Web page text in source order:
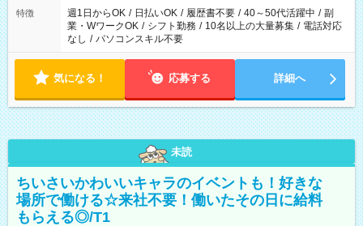
特徴 週1日からOK / 日払いOK / 履歴書不要 / 40～50代活躍中 / 副
業・WワークOK / シフト勤務 / 10名以上の大量募集 / 電話対応
なし / パソコンスキル不要
気になる！ 応募する 詳細へ
未読
ちいさいかわいいキャラのイベントも！好きな
場所で働ける☆来社不要！働いたその日に給料
もらえる◎/T1